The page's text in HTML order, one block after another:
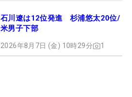
石川遼は12位発進 杉浦悠太20位/
米男子下部
2026年8月7日 (金) 10時29分 1